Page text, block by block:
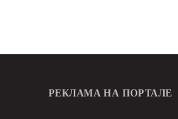
РЕКЛАМА НА ПОРТАЛЕ